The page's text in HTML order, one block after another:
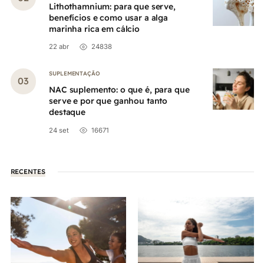
Lithothamnium: para que serve,
benefícios e como usar a alga
marinha rica em cálcio
22 abr 24838
SUPLEMENTAÇÃO
NAC suplemento: o que é, para que
serve e por que ganhou tanto
destaque
24 set 16671
RECENTES